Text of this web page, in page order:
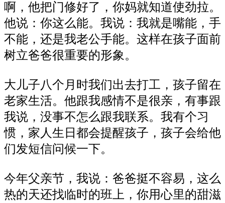
啊，他把门修好了，你妈就知道使劲拉。
他说：你这么能。我说：我就是嘴能，手
不能，还是我老公手能。这样在孩子面前
树立爸爸很重要的形象。
大儿子八个月时我们出去打工，孩子留在
老家生活。他跟我感情不是很亲，有事跟
我说，没事不怎么跟我联系。我有个习
惯，家人生日都会提醒孩子，孩子会给他
们发短信问候一下。
今年父亲节，我说：爸爸挺不容易，这么
热的天还找临时的班上，你用心里的甜滋